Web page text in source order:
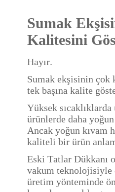
Sumak
Kalitesini
Hayır.
Sumak ekşisinin çok
tek başına kalite
Yüksek
ürünlerde daha
Ancak yoğun kıvam
kaliteli bir ürün
Eski Tatlar Dükkanı
vakum teknolojisiyle
üretim yönteminde